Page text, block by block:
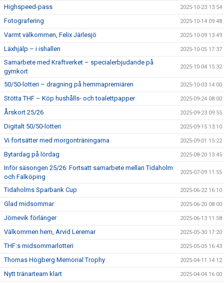
Highspeed-pass 2025-10-23 13:54
Fotografering 2025-10-14 09:48
Varmt välkommen, Felix Järlesjö 2025-10-09 13:49
Läxhjälp – i ishallen 2025-10-05 17:37
Samarbete med Kraftverket – specialerbjudande på
gymkort
2025-10-04 15:32
50/50-lotteri – dragning på hemmapremiären 2025-10-03 14:00
Stötta THF – Köp hushålls- och toalettpapper 2025-09-24 08:00
Årskort 25/26 2025-09-23 09:55
Digitalt 50/50-lotteri 2025-09-15 13:10
Vi fortsätter med morgonträningarna 2025-09-01 15:22
Bytardag på lördag 2025-08-20 13:45
Inför säsongen 25/26: Fortsatt samarbete mellan Tidaholm
och Falköping
2025-07-09 11:55
Tidaholms Sparbank Cup 2025-06-22 16:10
Glad midsommar 2025-06-20 08:00
Jörnevik förlänger 2025-06-13 11:58
Välkommen hem, Arvid Leremar 2025-05-30 17:20
THF:s midsommarlotteri 2025-05-05 16:43
Thomas Högberg Memorial Trophy 2025-04-11 14:12
Nytt tränarteam klart 2025-04-04 16:00